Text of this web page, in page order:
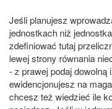
Jeśli planujesz
jednostkach niż
zdefiniować tutaj
lewej strony równania
- z prawej podaj dowolną
ewidencjonujesz na
chcesz też wiedzieć ile